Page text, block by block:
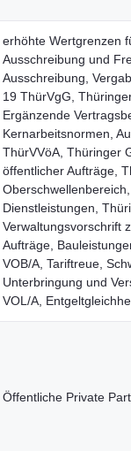
erhöhte Wertgrenzen
Ausschreibung und
Ausschreibung,
19 ThürVgG,
Ergänzende
Kernarbeitsnormen,
ThürVVöA, Thüringer
öffentlicher Aufträge,
Dienstleistungen,
Verwaltungsvorschrift
Aufträge,
VOB/A, Tariftreue,
Unterbringung und
VOL/A,
Öffentliche Private